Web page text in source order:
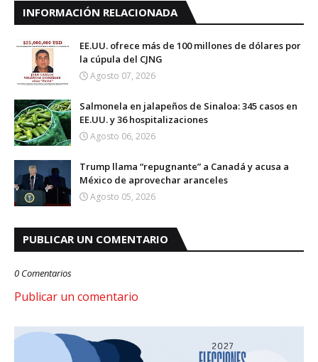
INFORMACIÓN RELACIONADA
EE.UU. ofrece más de 100 millones de dólares por
la cúpula del CJNG
Agosto 07, 2026
Salmonela en jalapeños de Sinaloa: 345 casos en
EE.UU. y 36 hospitalizaciones
Agosto 06, 2026
Trump llama “repugnante” a Canadá y acusa a
México de aprovechar aranceles
Agosto 05, 2026
PUBLICAR UN COMENTARIO
0 Comentarios
Publicar un comentario